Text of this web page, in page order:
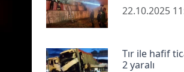
22.10.2025
Tır ile hafif
2 yaralı